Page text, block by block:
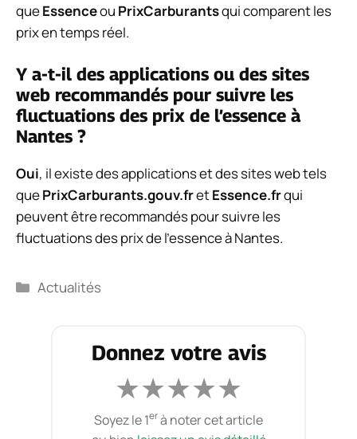
queEssenceou PrixCarburantsqui comparent les
prix en temps réel.
Y a-t-il des applications ou des sites
web recommandés pour suivre les
fluctuations des prix de l’essence à
Nantes ?
Oui, il existe des applications et des sites web tels
quePrixCarburants.gouv.fretEssence.frqui
peuvent être recommandés pour suivre les
fluctuations des prix de l’essence à Nantes.
Catégories
Actualités
Donnez votre avis
★★★★★
Soyez le 1erà noter cet article